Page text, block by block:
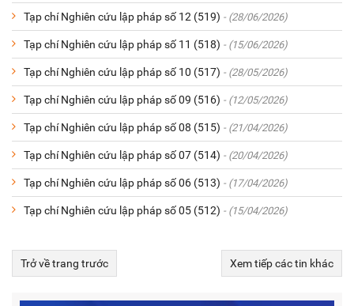
Tạp chí Nghiên cứu lập pháp số 12 (519) - (28/06/2026)
Tạp chí Nghiên cứu lập pháp số 11 (518) - (15/06/2026)
Tạp chí Nghiên cứu lập pháp số 10 (517) - (28/05/2026)
Tạp chí Nghiên cứu lập pháp số 09 (516) - (12/05/2026)
Tạp chí Nghiên cứu lập pháp số 08 (515) - (21/04/2026)
Tạp chí Nghiên cứu lập pháp số 07 (514) - (20/04/2026)
Tạp chí Nghiên cứu lập pháp số 06 (513) - (17/04/2026)
Tạp chí Nghiên cứu lập pháp số 05 (512) - (15/04/2026)
Trở về trang trước Xem tiếp các tin khác